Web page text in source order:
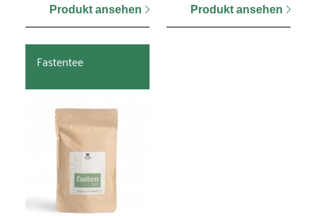
Produkt ansehen Produkt ansehen
Fastentee